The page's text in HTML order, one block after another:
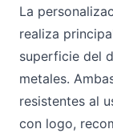
La
realiza
superficie del
metales.
resistentes al
con logo,